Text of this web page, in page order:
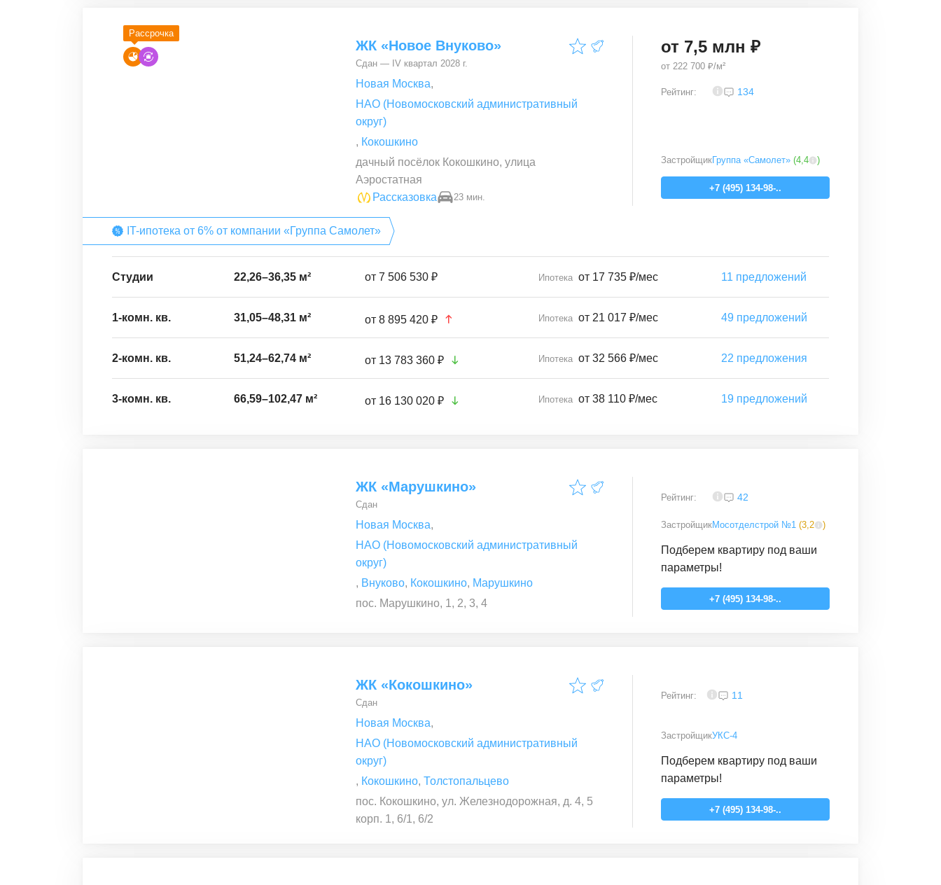
Рассрочка
ЖК «Новое Внуково»
Сдан — IV квартал 2028 г.
Новая Москва,
НАО (Новомосковский административный
округ)
, Кокошкино
дачный посёлок Кокошкино, улица
Аэростатная
Рассказовка
23 мин.
от 7,5 млн ₽
от 222 700 ₽/м²
Рейтинг: 134
ЗастройщикГруппа «Самолет» (4,4 )
+7 (495) 134-98-..
IT-ипотека от 6% от компании «Группа Самолет»
Студии 22,26–36,35 м² от 7 506 530 ₽ Ипотека от 17 735 ₽/мес 11 предложений
1-комн. кв. 31,05–48,31 м² от 8 895 420 ₽ Ипотека от 21 017 ₽/мес 49 предложений
2-комн. кв. 51,24–62,74 м² от 13 783 360 ₽ Ипотека от 32 566 ₽/мес 22 предложения
3-комн. кв. 66,59–102,47 м² от 16 130 020 ₽ Ипотека от 38 110 ₽/мес 19 предложений
ЖК «Марушкино»
Сдан
Новая Москва,
НАО (Новомосковский административный
округ)
, Внуково, Кокошкино, Марушкино
пос. Марушкино, 1, 2, 3, 4
Рейтинг: 42
ЗастройщикМосотделстрой №1 (3,2 )
Подберем квартиру под ваши
параметры!
+7 (495) 134-98-..
ЖК «Кокошкино»
Сдан
Новая Москва,
НАО (Новомосковский административный
округ)
, Кокошкино, Толстопальцево
пос. Кокошкино, ул. Железнодорожная, д. 4, 5
корп. 1, 6/1, 6/2
Рейтинг: 11
ЗастройщикУКС-4
Подберем квартиру под ваши
параметры!
+7 (495) 134-98-..